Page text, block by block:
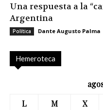
Una respuesta a la
Argentina
Política Dante Augusto Palma
Hemeroteca
L
M X